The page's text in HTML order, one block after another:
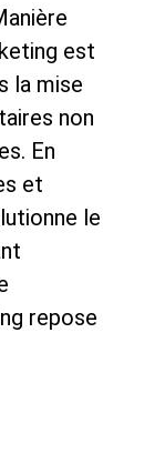
est
la mise
non
En
et
le
repose